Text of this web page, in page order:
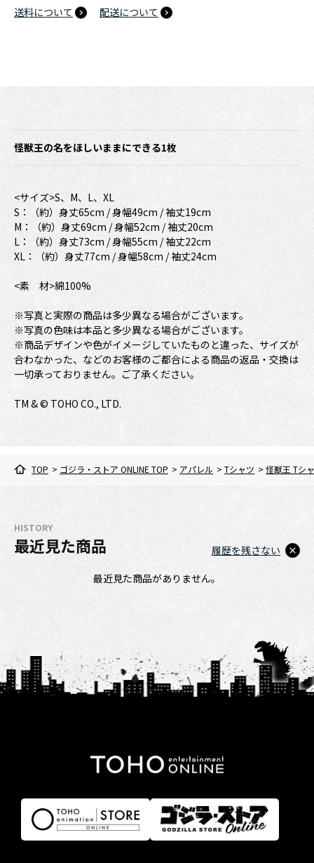
送料について 配送について
怪獣王の名をほしいままにできる1枚
<サイズ>S、M、L、XL
S：（約）身丈65cm / 身幅49cm / 袖丈19cm
M：（約）身丈69cm / 身幅52cm / 袖丈20cm
L：（約）身丈73cm / 身幅55cm / 袖丈22cm
XL：（約）身丈77cm / 身幅58cm / 袖丈24cm
<素 材>綿100%
※写真と実際の商品は多少異なる場合がございます。
※写真の色味は本品と多少異なる場合がございます。
※商品デザインや色がイメージしていたものと違った、サイズが
合わなかった、などのお客様のご都合による商品の返品・交換は
一切承っておりません。ご了承ください。
TM & © TOHO CO., LTD.
TOP > ゴジラ・ストア ONLINE TOP > アパレル > Tシャツ > 怪獣王 Tシ
HISTORY
最近見た商品
最近見た商品がありません。
履歴を残さない